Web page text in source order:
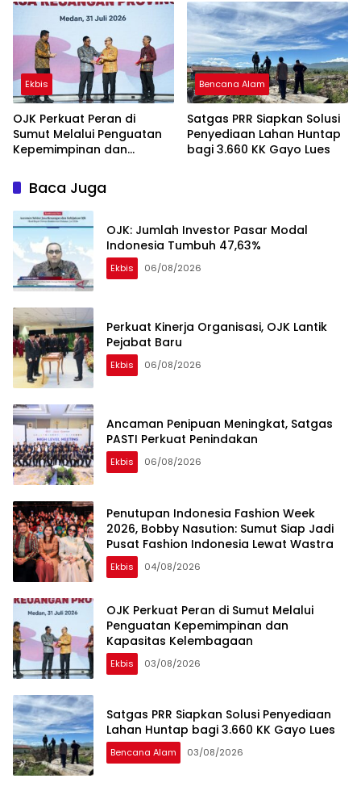
Lewat Wastra
Ekbis
OJK Perkuat Peran di
Sumut Melalui Penguatan
Kepemimpinan dan
Bencana Alam
Satgas PRR Siapkan Solusi
Penyediaan Lahan Huntap
bagi 3.660 KK Gayo Lues
Baca Juga
OJK: Jumlah Investor Pasar Modal
Indonesia Tumbuh 47,63%
Ekbis 06/08/2026
Perkuat Kinerja Organisasi, OJK Lantik
Pejabat Baru
Ekbis 06/08/2026
Ancaman Penipuan Meningkat, Satgas
PASTI Perkuat Penindakan
Ekbis 06/08/2026
Penutupan Indonesia Fashion Week
2026, Bobby Nasution: Sumut Siap Jadi
Pusat Fashion Indonesia Lewat Wastra
Ekbis 04/08/2026
OJK Perkuat Peran di Sumut Melalui
Penguatan Kepemimpinan dan
Kapasitas Kelembagaan
Ekbis 03/08/2026
Satgas PRR Siapkan Solusi Penyediaan
Lahan Huntap bagi 3.660 KK Gayo Lues
Bencana Alam 03/08/2026